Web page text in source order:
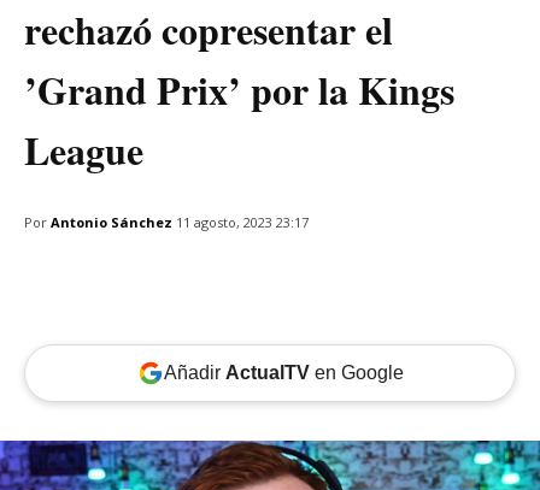
rechazó copresentar el
’Grand Prix’ por la Kings
League
Por Antonio Sánchez 11 agosto, 2023 23:17
Añadir ActualTVen Google